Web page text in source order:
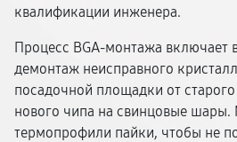
квалификации инженера.
Процесс BGA-монтажа включает
демонтаж неисправного
посадочной площадки от
нового чипа на свинцовые
термопрофили пайки, чтобы не